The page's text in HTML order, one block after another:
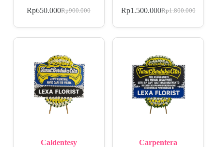
Rp900.000
Rp650.000 Rp1.800.000
Rp1.500.000
Caldentesy Carpentera